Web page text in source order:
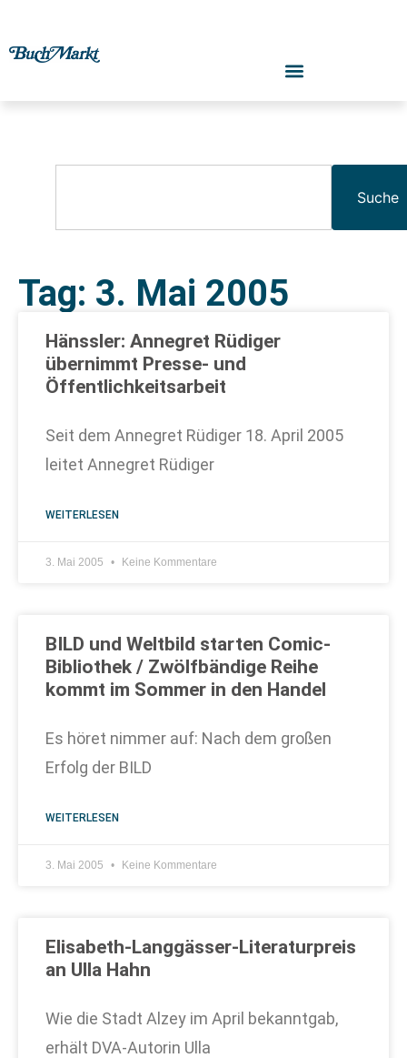
Suche
Tag: 3. Mai 2005
Hänssler: Annegret Rüdiger
übernimmt Presse- und
Öffentlichkeitsarbeit
Seit dem Annegret Rüdiger 18. April 2005
leitet Annegret Rüdiger
WEITERLESEN
3. Mai 2005 Keine Kommentare
BILD und Weltbild starten Comic-
Bibliothek / Zwölfbändige Reihe
kommt im Sommer in den Handel
Es höret nimmer auf: Nach dem großen
Erfolg der BILD
WEITERLESEN
3. Mai 2005 Keine Kommentare
Elisabeth-Langgässer-Literaturpreis
an Ulla Hahn
Wie die Stadt Alzey im April bekanntgab,
erhält DVA-Autorin Ulla